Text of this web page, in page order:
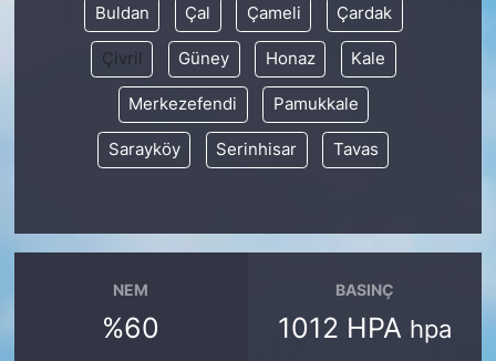
Buldan Çal Çameli Çardak
Çivril Güney Honaz Kale
Merkezefendi Pamukkale
Sarayköy Serinhisar Tavas
NEM
%60
BASINÇ
1012 HPA hpa